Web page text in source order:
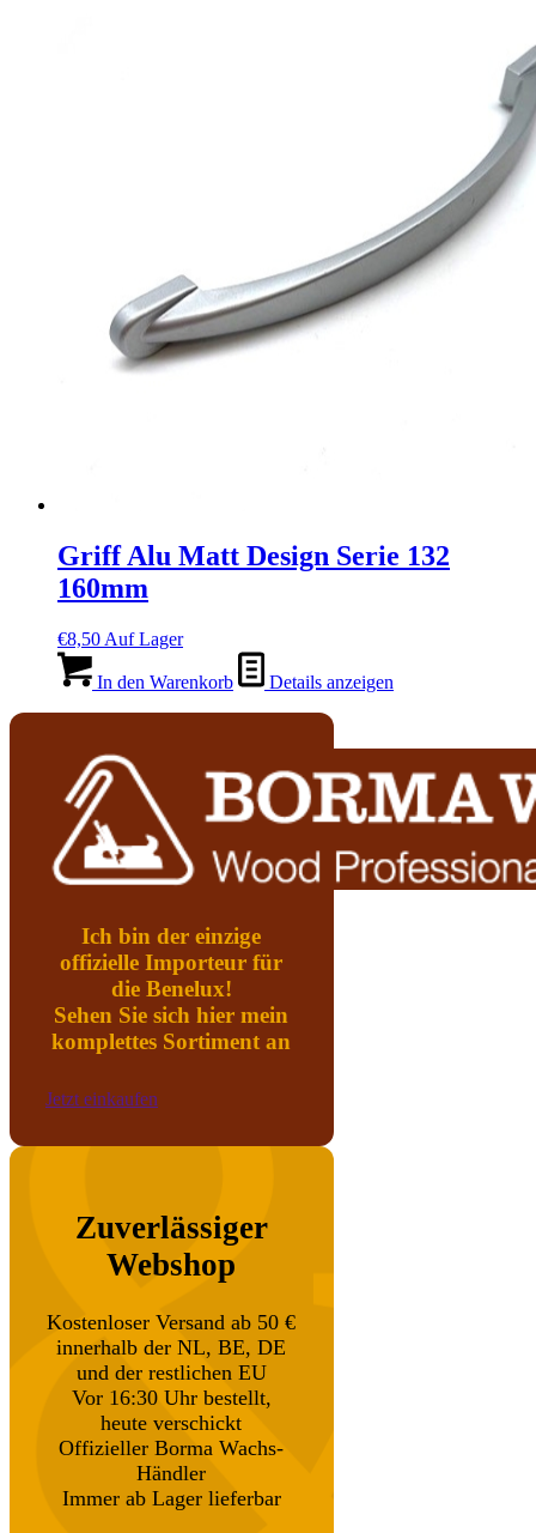
Griff Alu Matt Design Serie 132
160mm
€8,50 Auf Lager
In den Warenkorb Details anzeigen
Ich bin der einzige
offizielle Importeur für
die Benelux!
Sehen Sie sich hier mein
komplettes Sortiment an
Jetzt einkaufen
Zuverlässiger
Webshop
Kostenloser Versand ab 50 €
innerhalb der NL, BE, DE
und der restlichen EU
Vor 16:30 Uhr bestellt,
heute verschickt
Offizieller Borma Wachs-
Händler
Immer ab Lager lieferbar